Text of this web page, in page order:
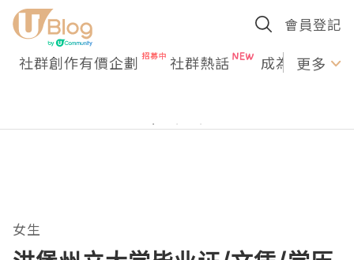
會員登記
社群創作有價企劃 社群熱話 成為U更多
女生